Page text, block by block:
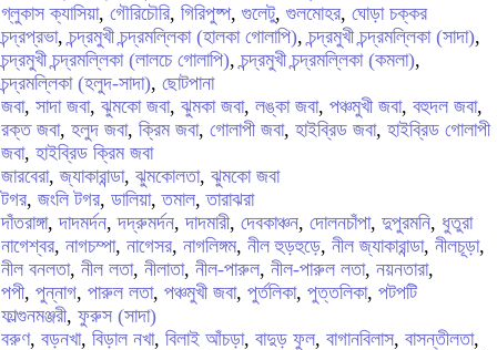
গ্লুকাস ক্যাসিয়া, গৌরিচৌরি, গিরিপুষ্প, গুলেটু, গুলমোহর, ঘোড়া চক্কর
চন্দ্রপ্রভা, চন্দ্রমুখী চন্দ্রমল্লিকা (হালকা গোলাপি), চন্দ্রমুখী চন্দ্রমল্লিকা (সাদা),
চন্দ্রমুখী চন্দ্রমল্লিকা (লালচে গোলাপি), চন্দ্রমুখী চন্দ্রমল্লিকা (কমলা),
চন্দ্রমল্লিকা (হলুদ-সাদা), ছোটপানা
জবা, সাদা জবা, ঝুমকো জবা, ঝুমকা জবা, লঙ্কা জবা, পঞ্চমুখী জবা, বহুদল জবা,
রক্ত জবা, হলুদ জবা, ক্রিম জবা, গোলাপী জবা, হাইব্রিড জবা, হাইব্রিড গোলাপী
জবা, হাইব্রিড ক্রিম জবা
জারবেরা,জ্যাকারান্ডা, ঝুমকোলতা, ঝুমকো জবা
টগর, জংলি টগর, ডালিয়া,তমাল,তারাঝরা
দাঁতরাঙ্গা,দাদমর্দন,দদ্রুমর্দন,দাদমারী, দেবকাঞ্চন, দোলনচাঁপা, দুপুরমনি, ধুতুরা
নাগেশ্বর, নাগচম্পা, নাগেসর, নাগলিঙ্গম, নীল হুড়হুড়ে, নীল জ্যাকারান্ডা, নীলচূড়া,
নীল বনলতা, নীল লতা, নীলাতা, নীল-পারুল, নীল-পারুল লতা, নয়নতারা,
পপী, পুন্নাগ, পারুল লতা, পঞ্চমুখী জবা, পুর্তলিকা, পুত্তলিকা, পটপটি
ফাল্গুনমঞ্জরী, ফুরুস (সাদা)
বরুণ, বড়নখা, বিড়াল নখা, বিলাই আঁচড়া, বাদুড় ফুল, বাগানবিলাস, বাসন্তীলতা,